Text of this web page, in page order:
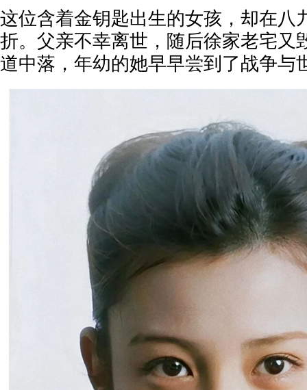
这位含着金钥匙出生的女孩，却在八
折。父亲不幸离世，随后徐家老宅又
道中落，年幼的她早早尝到了战争与